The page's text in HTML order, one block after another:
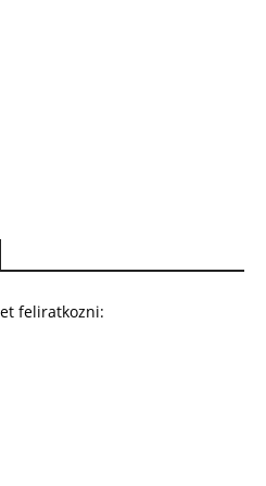
feliratkozni: